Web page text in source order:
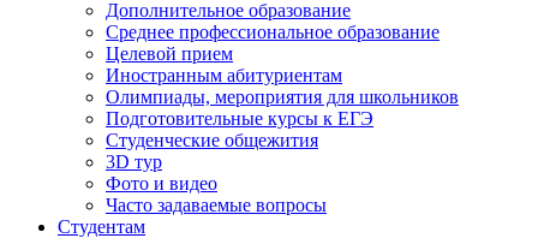
Дополнительное образование
Среднее профессиональное образование
Целевой прием
Иностранным абитуриентам
Олимпиады, мероприятия для школьников
Подготовительные курсы к ЕГЭ
Студенческие общежития
3D тур
Фото и видео
Часто задаваемые вопросы
Студентам